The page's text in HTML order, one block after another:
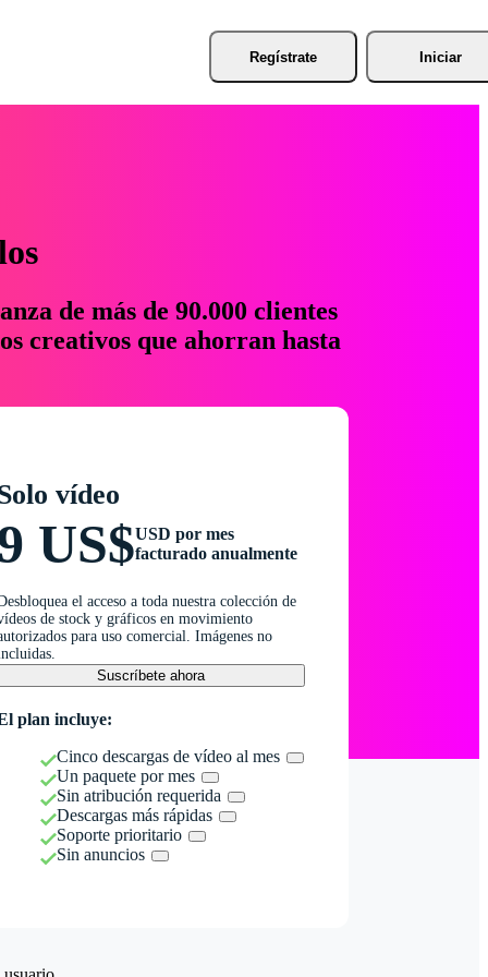
Regístrate Iniciar
de más de 90.000 clientes
creativos que ahorran hasta
vídeo
US$USD por mes
facturado anualmente
el acceso a toda nuestra colección de
de stock y gráficos en movimiento
para uso comercial. Imágenes no
Suscríbete ahora
plan incluye:
Cinco descargas de vídeo al mes
Un paquete por mes
Sin atribución requerida
Descargas más rápidas
Soporte prioritario
Sin anuncios